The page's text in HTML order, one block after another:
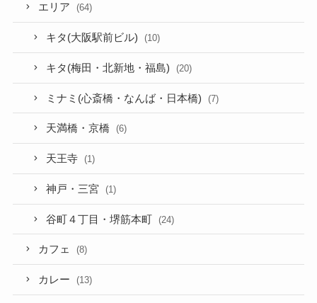
エリア (64)
キタ(大阪駅前ビル) (10)
キタ(梅田・北新地・福島) (20)
ミナミ(心斎橋・なんば・日本橋) (7)
天満橋・京橋 (6)
天王寺 (1)
神戸・三宮 (1)
谷町４丁目・堺筋本町 (24)
カフェ (8)
カレー (13)